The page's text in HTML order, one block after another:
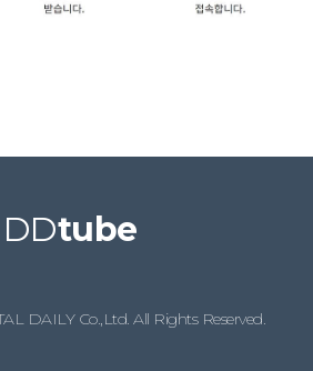
DDtube
DAILY Co.,Ltd. All Rights Reserved.